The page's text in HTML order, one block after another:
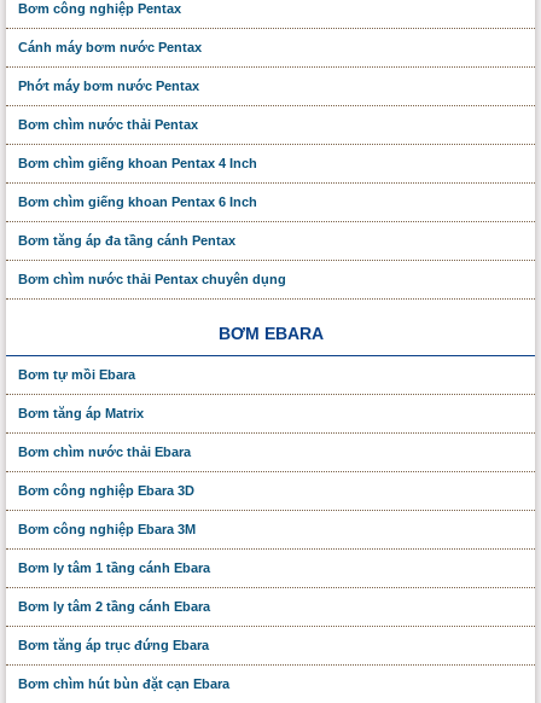
Bơm công nghiệp Pentax
Cánh máy bơm nước Pentax
Phớt máy bơm nước Pentax
Bơm chìm nước thải Pentax
Bơm chìm giếng khoan Pentax 4 Inch
Bơm chìm giếng khoan Pentax 6 Inch
Bơm tăng áp đa tầng cánh Pentax
Bơm chìm nước thải Pentax chuyên dụng
BƠM EBARA
Bơm tự mồi Ebara
Bơm tăng áp Matrix
Bơm chìm nước thải Ebara
Bơm công nghiệp Ebara 3D
Bơm công nghiệp Ebara 3M
Bơm ly tâm 1 tầng cánh Ebara
Bơm ly tâm 2 tầng cánh Ebara
Bơm tăng áp trục đứng Ebara
Bơm chìm hút bùn đặt cạn Ebara